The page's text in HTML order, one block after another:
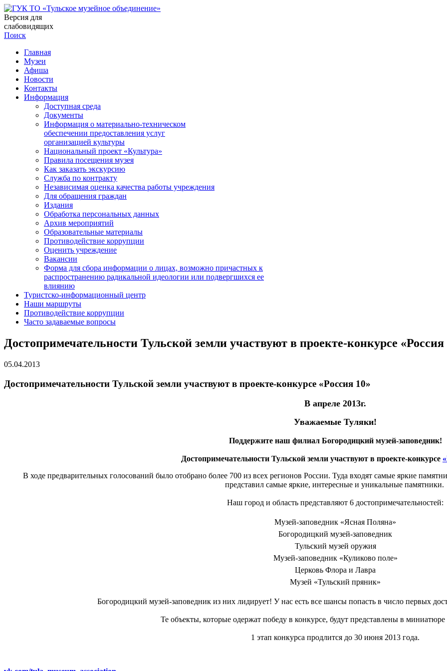
Версия для
слабовидящих
Поиск
Главная
Музеи
Афиша
Новости
Контакты
Информация
Доступная среда
Документы
Информация о материально-техническом
обеспечении предоставления услуг
организацией культуры
Национальный проект «Культура»
Правила посещения музея
Как заказать экскурсию
Служба по контракту
Независимая оценка качества работы учреждения
Для обращения граждан
Издания
Обработка персональных данных
Архив мероприятий
Образовательные материалы
Противодействие коррупции
Оценить учреждение
Вакансии
Форма для сбора информации о лицах, возможно причастных к
распространению радикальной идеологии или подвергшихся ее
влиянию
Туристско-информационный центр
Наши маршруты
Противодействие коррупции
Часто задаваемые вопросы
Достопримечательности Тульской земли участвуют в проекте-конкурсе «Россия
05.04.2013
Достопримечательности Тульской земли участвуют в проекте-конкурсе «Россия 10»
В апреле 2013г.
Уважаемые Туляки!
Поддержите наш филиал Богородицкий музей-заповедник!
Достопримечательности Тульской земли участвуют в проекте-конкурсе
В ходе предварительных голосований было отобрано более 700 из всех регионов России. Туда входят самые яркие
представил самые яркие, интересные и уникальные памятники.
Наш город и область представляют 6 достопримечательностей:
Музей-заповедник «Ясная Поляна»
Богородицкий музей-заповедник
Тульский музей оружия
Музей-заповедник «Куликово поле»
Церковь Флора и Лавра
Музей «Тульский пряник»
Богородицкий музей-заповедник из них лидирует! У нас есть все шансы попасть в число первых
Те объекты, которые одержат победу в конкурсе, будут представлены в
1 этап конкурса продлится до 30 июня 2013 года.